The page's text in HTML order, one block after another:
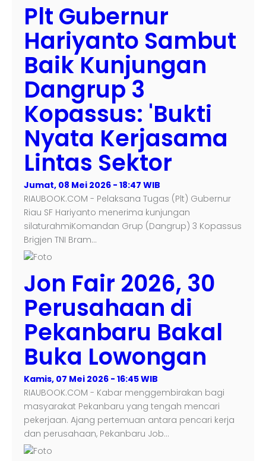
Plt Gubernur
Hariyanto Sambut
Baik Kunjungan
Dangrup 3
Kopassus: 'Bukti
Nyata Kerjasama
Lintas Sektor
Jumat, 08 Mei 2026 - 18:47 WIB
RIAUBOOK.COM - Pelaksana Tugas (Plt) Gubernur
Riau SF Hariyanto menerima kunjungan
silaturahmiKomandan Grup (Dangrup) 3 Kopassus
Brigjen TNI Bram…
Jon Fair 2026, 30
Perusahaan di
Pekanbaru Bakal
Buka Lowongan
Kamis, 07 Mei 2026 - 16:45 WIB
RIAUBOOK.COM - Kabar menggembirakan bagi
masyarakat Pekanbaru yang tengah mencari
pekerjaan. Ajang pertemuan antara pencari kerja
dan perusahaan, Pekanbaru Job…